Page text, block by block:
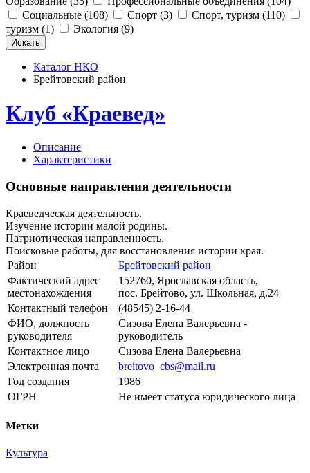
Социальные (108)
Спорт (3)
Спорт, туризм (110)
туризм (1)
Экология (9)
Каталог НКО
Брейтовский район
Клуб «Краевед»
Описание
Характеристики
Основные направления деятельности
Краеведческая деятельность.
Изучение истории малой родины.
Патриотическая направленность.
Поисковые работы, для восстановления истории края.
Район
Брейтовский район
Фактический адрес
местонахождения
152760, Ярославская область,
пос. Брейтово, ул. Школьная, д.24
Контактный телефон
(48545) 2-16-44
ФИО, должность
руководителя
Сизова Елена Валерьевна -
руководитель
Контактное лицо
Сизова Елена Валерьевна
Электронная почта
breitovo_cbs@mail.ru
Год создания
1986
ОГРН
Не имеет статуса юридического лица
Метки
Культура